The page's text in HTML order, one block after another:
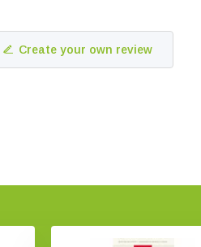
Create your own review